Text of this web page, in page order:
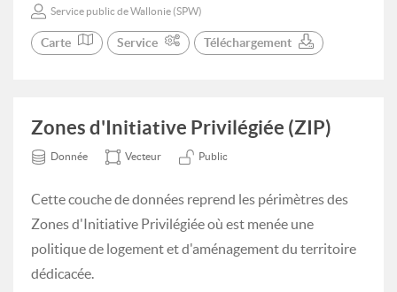
Service public de Wallonie (SPW)
Carte Service Téléchargement
Zones d'Initiative Privilégiée (ZIP)
Donnée Vecteur Public
Cette couche de données reprend les périmètres des
Zones d'Initiative Privilégiée où est menée une
politique de logement et d'aménagement du territoire
dédicacée.